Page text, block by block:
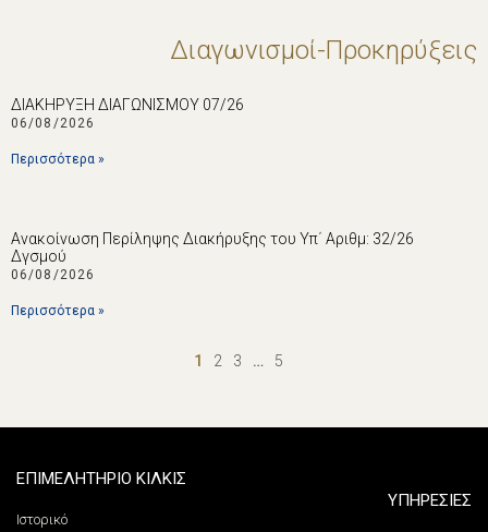
Διαγωνισμοί-Προκηρύξεις
ΔΙΑΚΗΡΥΞΗ ΔΙΑΓΩΝΙΣΜΟΥ 07/26
06/08/2026
Περισσότερα »
Ανακοίνωση Περίληψης Διακήρυξης του Υπ΄ Αριθμ: 32/26
Δγσμού
06/08/2026
Περισσότερα »
1 2 3 … 5
ΕΠΙΜΕΛΗΤΗΡΙΟ ΚΙΛΚΙΣ
Ιστορικό
ΥΠΗΡΕΣΙΕΣ